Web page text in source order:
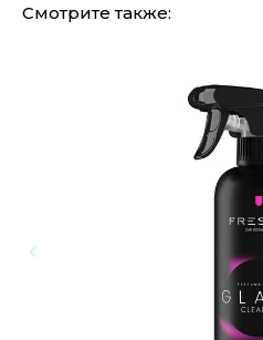
Смотрите также: